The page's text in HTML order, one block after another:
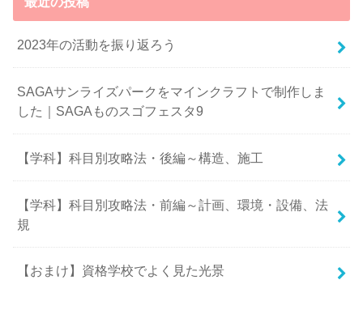
2023年の活動を振り返ろう
SAGAサンライズパークをマインクラフトで制作しま
した｜SAGAものスゴフェスタ9
【学科】科目別攻略法・後編～構造、施工
【学科】科目別攻略法・前編～計画、環境・設備、法
規
【おまけ】資格学校でよく見た光景